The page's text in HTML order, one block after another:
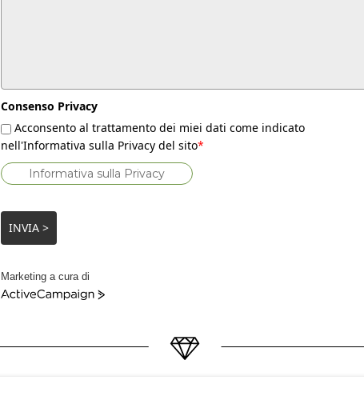
Consenso Privacy
Acconsento al trattamento dei miei dati come indicato
nell'Informativa sulla Privacy del sito*
Informativa sulla Privacy
INVIA >
Marketing a cura di
ActiveCampaign